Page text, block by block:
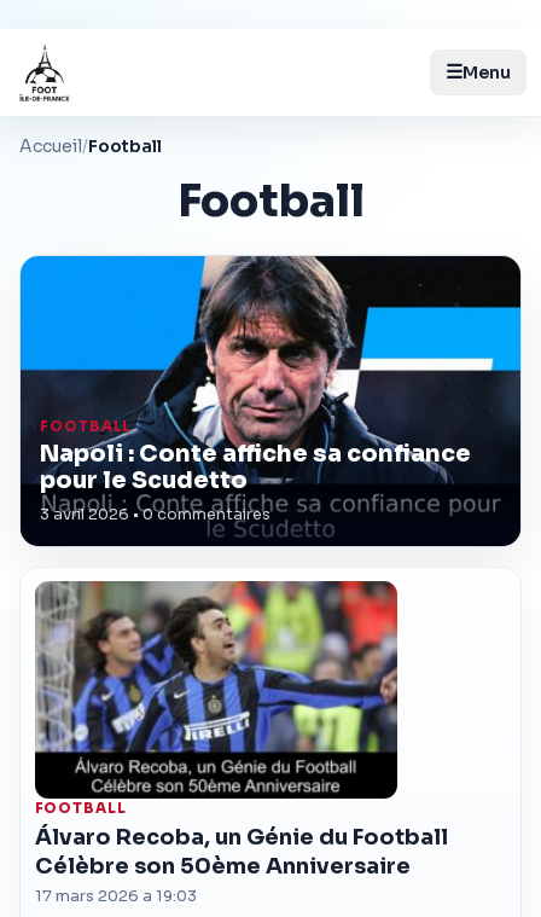
☰Menu
Accueil/Football
Football
FOOTBALL
Napoli : Conte affiche sa confiance
pour le Scudetto
3 avril 2026 • 0 commentaires
FOOTBALL
Álvaro Recoba, un Génie du Football
Célèbre son 50ème Anniversaire
17 mars 2026 a 19:03